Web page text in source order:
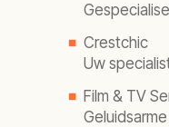
Crestchic
Uw
Film & TV